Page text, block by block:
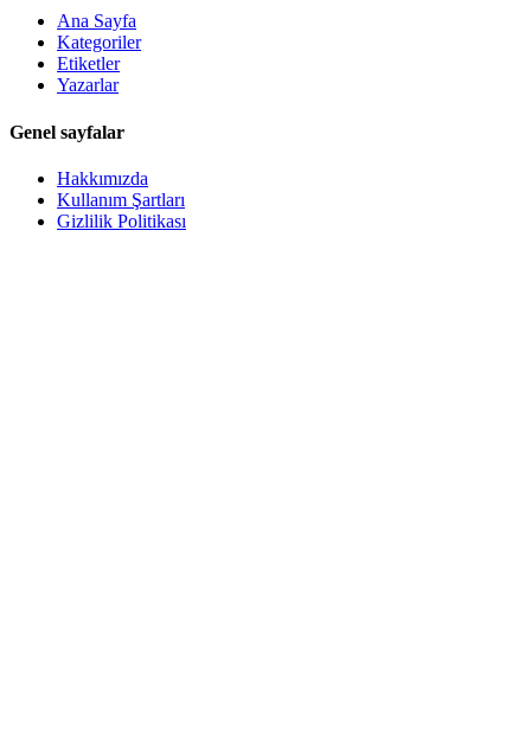
Ana Sayfa
Kategoriler
Etiketler
Yazarlar
Genel sayfalar
Hakkımızda
Kullanım Şartları
Gizlilik Politikası